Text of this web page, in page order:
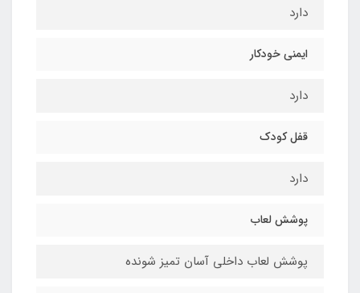
دارد
ایمنی خودکار
دارد
قفل کودک
دارد
پوشش لعاب
پوشش لعاب داخلی آسان تمیز شونده